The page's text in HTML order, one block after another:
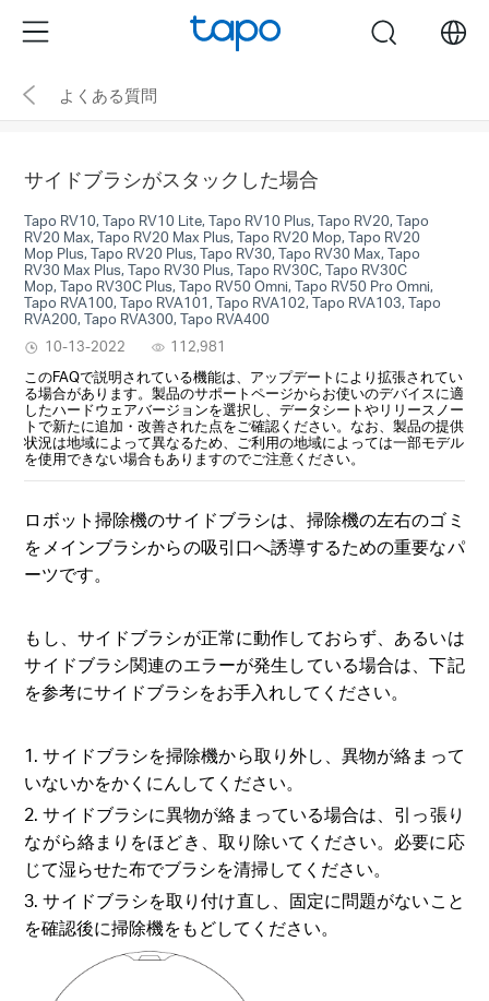
the
navigation
Menu search
よくある質問
サイドブラシがスタックした場合
Tapo RV10, Tapo RV10 Lite, Tapo RV10 Plus, Tapo RV20, Tapo
RV20 Max, Tapo RV20 Max Plus, Tapo RV20 Mop, Tapo RV20
Mop Plus, Tapo RV20 Plus, Tapo RV30, Tapo RV30 Max, Tapo
RV30 Max Plus, Tapo RV30 Plus, Tapo RV30C, Tapo RV30C
Mop, Tapo RV30C Plus, Tapo RV50 Omni, Tapo RV50 Pro Omni,
Tapo RVA100, Tapo RVA101, Tapo RVA102, Tapo RVA103, Tapo
RVA200, Tapo RVA300, Tapo RVA400
10-13-2022
112,981
このFAQで説明されている機能は、アップデートにより拡張されてい
る場合があります。製品のサポートページからお使いのデバイスに適
したハードウェアバージョンを選択し、データシートやリリースノー
トで新たに追加・改善された点をご確認ください。なお、製品の提供
状況は地域によって異なるため、ご利用の地域によっては一部モデル
を使用できない場合もありますのでご注意ください。
ロボット掃除機のサイドブラシは、掃除機の左右のゴミ
をメインブラシからの吸引口へ誘導するための重要なパ
ーツです。
もし、サイドブラシが正常に動作しておらず、あるいは
サイドブラシ関連のエラーが発生している場合は、下記
を参考にサイドブラシをお手入れしてください。
1. サイドブラシを掃除機から取り外し、異物が絡まって
いないかをかくにんしてください。
2. サイドブラシに異物が絡まっている場合は、引っ張り
ながら絡まりをほどき、取り除いてください。必要に応
じて湿らせた布でブラシを清掃してください。
3. サイドブラシを取り付け直し、固定に問題がないこと
を確認後に掃除機をもどしてください。